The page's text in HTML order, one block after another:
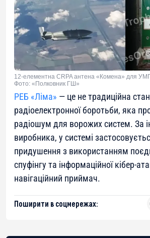
12-елементна CRPA антена «Комена» для
Фото: «Полковник ГШ»
РЕБ «Ліма» — це не традиційна
радіоелектронної боротьби, яка
радіошум для ворожих систем. За
виробника, у системі
придушення з використанням
спуфінгу та інформаційної кібер-
навігаційний приймач.
Поширити в соцмережах: